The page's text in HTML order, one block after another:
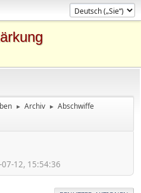
► Archiv ► Abschwiffe
12, 15:54:36